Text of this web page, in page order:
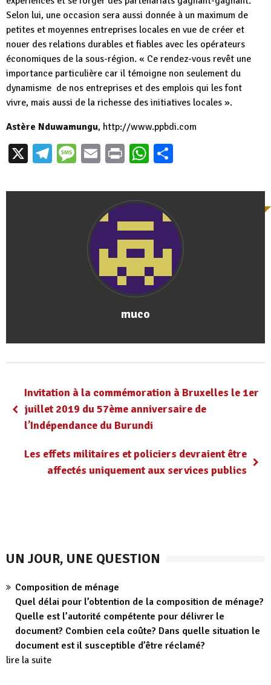
Selon lui, une occasion sera aussi donnée à un maximum de
petites et moyennes entreprises locales en vue de créer et
nouer des relations durables et fiables avec les opérateurs
économiques de la sous-région. « Ce rendez-vous revêt une
importance particulière car il témoigne non seulement du
dynamisme de nos entreprises et des emplois qui les font
vivre, mais aussi de la richesse des initiatives locales ».
Astère Nduwamungu, http://www.ppbdi.com
X Telegram
Message
EmailPrintWhatsApp
muco
Invitation à la commémoration à Bruxelles le 1er
juillet 2019 du 57ème anniversaire de
l’Indépendance du Burundi
Les effets militaires et policiers devraient être
affectés uniquement aux services publics
UN JOUR, UNE QUESTION
Composition de ménage
Quel délai pour l’obtention de la composition de ménage?
Quelle est l’autorité compétente pour délivrer le
document? Combien cela coûte? Dans quelle situation le
document est il susceptible d’être réclamé?
lire la suite